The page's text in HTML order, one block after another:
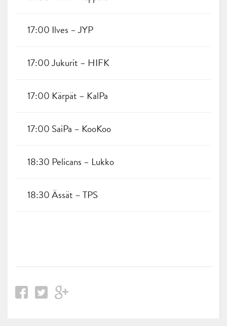
17:00 Ilves – JYP
17:00 Jukurit – HIFK
17:00 Kärpät – KalPa
17:00 SaiPa – KooKoo
18:30 Pelicans – Lukko
18:30 Ässät – TPS